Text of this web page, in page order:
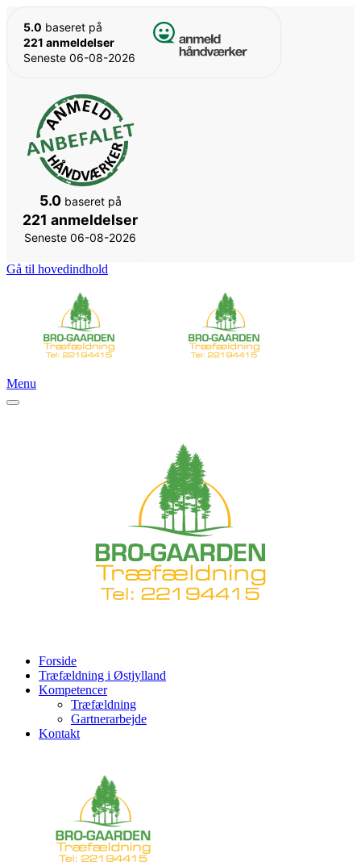
5.0 baseret på
221 anmeldelser
Seneste 06-08-2026
5.0baseret på
221 anmeldelser
Seneste 06-08-2026
Gå til hovedindhold
Menu
Forside
Træfældning i Østjylland
Kompetencer
Træfældning
Gartnerarbejde
Kontakt